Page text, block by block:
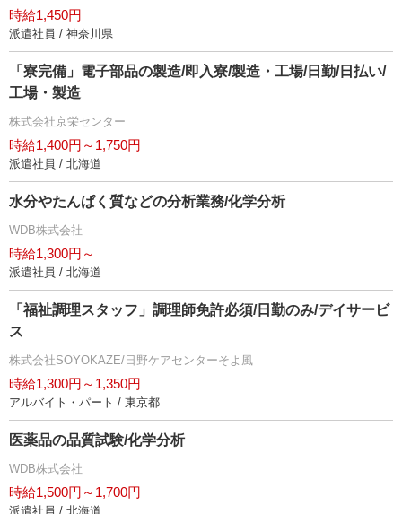
時給1,450円
派遣社員 / 神奈川県
「寮完備」電子部品の製造/即入寮/製造・工場/日勤/日払い/
工場・製造
株式会社京栄センター
時給1,400円～1,750円
派遣社員 / 北海道
水分やたんぱく質などの分析業務/化学分析
WDB株式会社
時給1,300円～
派遣社員 / 北海道
「福祉調理スタッフ」調理師免許必須/日勤のみ/デイサービ
ス
株式会社SOYOKAZE/日野ケアセンターそよ風
時給1,300円～1,350円
アルバイト・パート / 東京都
医薬品の品質試験/化学分析
WDB株式会社
時給1,500円～1,700円
派遣社員 / 北海道